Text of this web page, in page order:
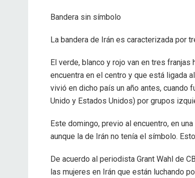
Bandera sin símbolo
La bandera de Irán es caracterizada por
El verde, blanco y rojo van en tres
encuentra en el centro y que está ligada
vivió en dicho país un año antes, cuando
Unido y Estados Unidos) por grupos
Este domingo, previo al encuentro, en
aunque la de Irán no tenía el símbolo.
De acuerdo al periodista Grant Wahl de
las mujeres en Irán que están luchando